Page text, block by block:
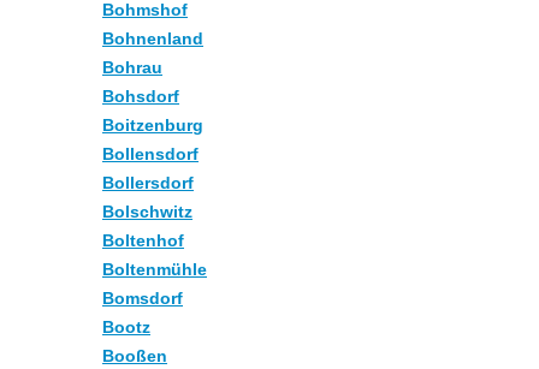
Bohmshof
Bohnenland
Bohrau
Bohsdorf
Boitzenburg
Bollensdorf
Bollersdorf
Bolschwitz
Boltenhof
Boltenmühle
Bomsdorf
Bootz
Booßen